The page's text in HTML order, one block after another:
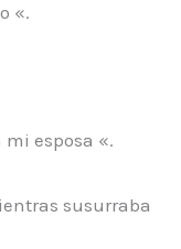
«.
mi esposa «.
susurraba